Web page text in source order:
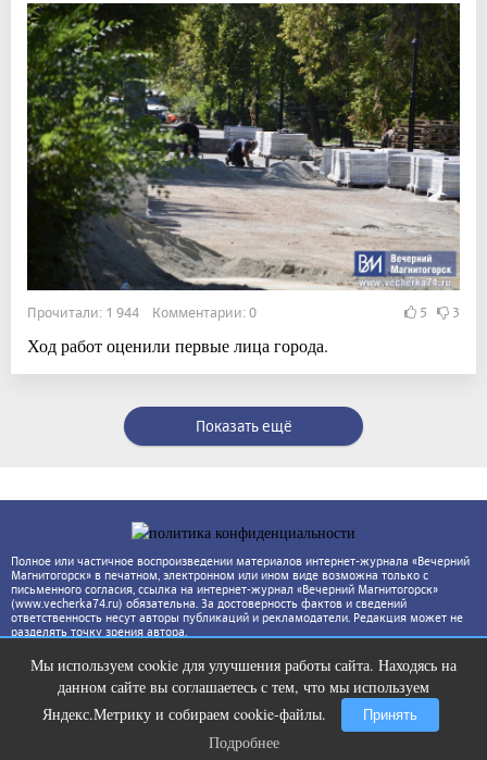
Прочитали: 1 944 Комментарии: 0 5 3
Ход работ оценили первые лица города.
Показать ещё
Полное или частичное воспроизведении материалов интернет-журнала «Вечерний
Магнитогорск» в печатном, электронном или ином виде возможна только с
письменного согласия, ссылка на интернет-журнал «Вечерний Магнитогорск»
(www.vecherka74.ru) обязательна. За достоверность фактов и сведений
ответственность несут авторы публикаций и рекламодатели. Редакция может не
разделять точку зрения автора.
Мы используем cookie для улучшения работы сайта. Находясь на
данном сайте вы соглашаетесь с тем, что мы используем
Яндекс.Метрику и собираем cookie-файлы.
Принять
Подробнее
Ржу не переставая, это видео
пересмотришь не раз
Подробнее